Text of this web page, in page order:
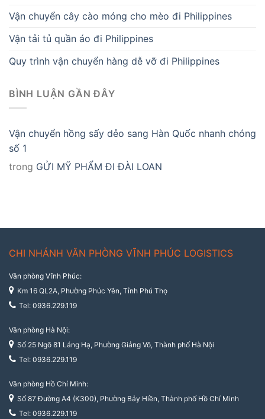
Vận chuyển cây cào móng cho mèo đi Philippines
Vận tải tủ quần áo đi Philippines
Quy trình vận chuyển hàng dễ vỡ đi Philippines
BÌNH LUẬN GẦN ĐÂY
Vận chuyển hồng sấy dẻo sang Hàn Quốc nhanh chóng
số 1
trong GỬI MỸ PHẨM ĐI ĐÀI LOAN
CHI NHÁNH VĂN PHÒNG VĨNH PHÚC LOGISTICS
Văn phòng Vĩnh Phúc:
Km 16 QL2A, Phường Phúc Yên, Tỉnh Phú Thọ
Tel: 0936.229.119
Văn phòng Hà Nội:
Số 25 Ngõ 81 Láng Hạ, Phường Giảng Võ, Thành phố Hà Nội
Tel: 0936.229.119
Văn phòng Hồ Chí Minh:
Số 87 Đường A4 (K300), Phường Bảy Hiền, Thành phố Hồ Chí Minh
Tel: 0936.229.119